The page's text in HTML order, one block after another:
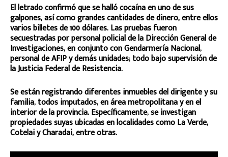
El letrado confirmó que se halló cocaína en uno de sus
galpones, así como grandes cantidades de dinero, entre ellos
varios billetes de 100 dólares. Las pruebas fueron
secuestradas por personal policial de la Dirección General de
Investigaciones, en conjunto con Gendarmería Nacional,
personal de AFIP y demás unidades; todo bajo supervisión de
la Justicia Federal de Resistencia.
Se están registrando diferentes inmuebles del dirigente y su
familia, todos imputados, en área metropolitana y en el
interior de la provincia. Específicamente, se investigan
propiedades suyas ubicadas en localidades como La Verde,
Cotelai y Charadai, entre otras.